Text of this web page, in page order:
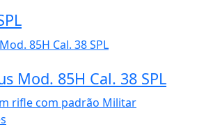
Mod. 85H Cal. 38 SPL